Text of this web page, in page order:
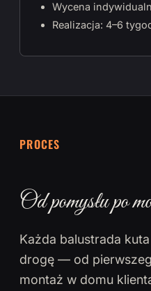
Wycena
Realizacja: 4–6
PROCES
Od pomysłu po
Każda balustrada
drogę — od
montaż w domu